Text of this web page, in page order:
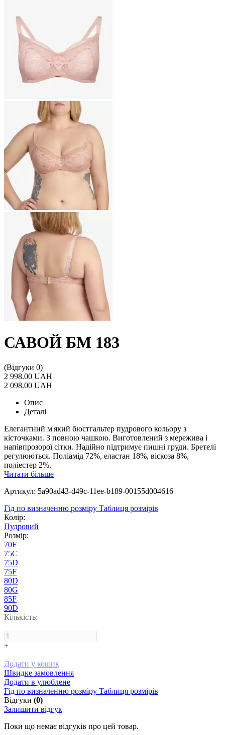
САВОЙ БМ 183
(Відгуки 0)
2 998.00 UAH
2 098.00 UAH
Опис
Деталі
Елегантний м'який бюстгальтер пудрового кольору з
кісточками. З повною чашкою. Виготовлений з мережива і
напівпрозорої сітки. Надійно підтримує пишні груди. Бретелі
регулюються. Поліамід 72%, еластан 18%, віскоза 8%,
поліестер 2%.
Читати більше
Артикул: 5a90ad43-d49c-11ee-b189-00155d004616
Гід по визначенню розміру Таблиця розмірів
Колір:
Пудровий
Розмір:
70F
75C
75D
75F
80D
80G
85F
90D
Кількість:
−
+
Додати у кошик
Швидке замовлення
Додати в улюблене
Гід по визначенню розміру Таблиця розмірів
Відгуки (0)
Залишити відгук
Поки що немає відгуків про цей товар.